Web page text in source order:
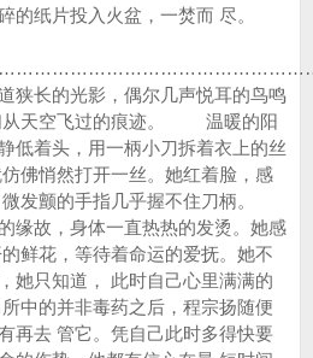
的纸片投入火盆，一焚而 尽。
长的光影，偶尔几声悦耳的鸟鸣
从天空飞过的痕迹。 温暖的阳
低着头，用一柄小刀拆着衣上的丝
佛悄然打开一丝。她红着脸，感
发颤的手指几乎握不住刀柄。
故，身体一直热热的发烫。她感
鲜花，等待着命运的爱抚。她不
她只知道， 此时自己心里满满的
的并非毒药之后，程宗扬随便
再去 管它。凭自己此时多得快要